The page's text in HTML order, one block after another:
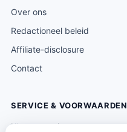
Over ons
Redactioneel beleid
Affiliate-disclosure
Contact
SERVICE & VOORWAARDEN
Klantenservice